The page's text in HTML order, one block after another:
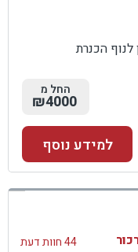
הכנרת
החל מ
₪4000
למידע נוסף
44 חוות דעת